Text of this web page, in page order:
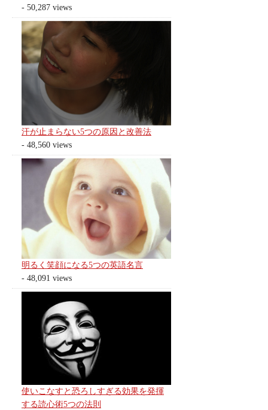
- 50,287 views
汗が止まらない5つの原因と改善法
- 48,560 views
明るく笑顔になる5つの英語名言
- 48,091 views
使いこなすと恐ろしすぎる効果を発揮
する読心術5つの法則